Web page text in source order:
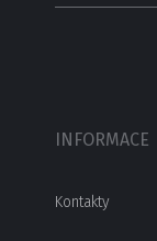
INFORMACE
Kontakty